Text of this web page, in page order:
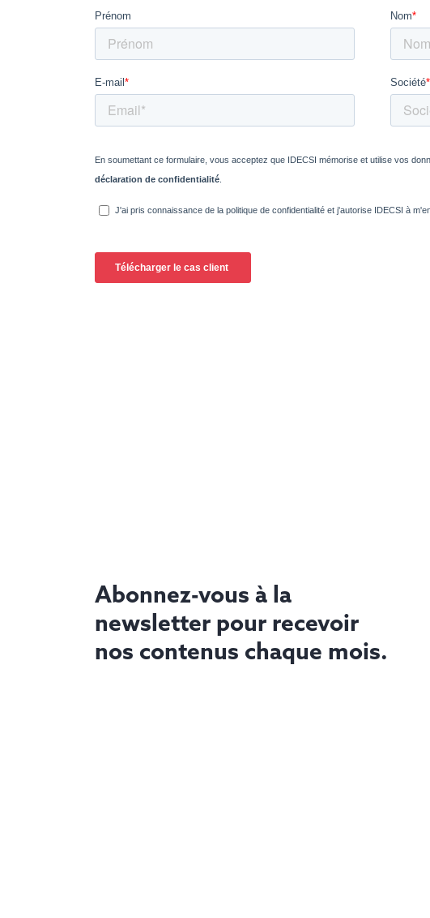
Abonnez-vous à la
newsletter pour recevoir
nos contenus chaque mois.